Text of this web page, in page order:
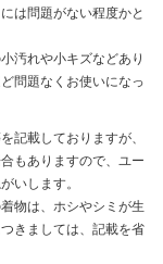
は問題がない程度かと
汚れや小キズなどあり
問題なくお使いになっ
記載しておりますが、
もありますので、ユー
いします。
物は、ホシやシミが生
きましては、記載を省